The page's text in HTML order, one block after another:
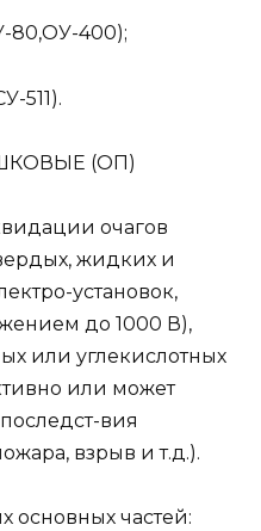
80,ОУ-400);
511).
(ОП)
очагов
жидких и
установок,
до 1000 В),
или углекислотных
или может
вия
взрыв и т.д.).
основных частей: